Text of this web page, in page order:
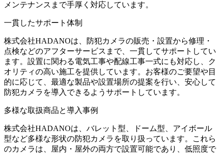
メンテナンスまで手厚く対応しています。
一貫したサポート体制
​株式会社HADANOは、防犯カメラの販売・設置から修理・
点検などのアフターサービスまで、一貫してサポートしてい
ます。​設置に関わる電気工事や配線工事一式にも対応し、ク
オリティの高い施工を提供しています。​お客様のご要望や目
的に応じて、最適な製品や設置場所の提案を行い、安心して
防犯カメラを導入できるようサポートしています。
多様な取扱商品と導入事例
株式会社HADANOは、バレット型、ドーム型、アイボール
型など多様な形状の防犯カメラを取り扱っています。​これら
のカメラは、屋内・屋外の両方で設置可能であり、低照度で